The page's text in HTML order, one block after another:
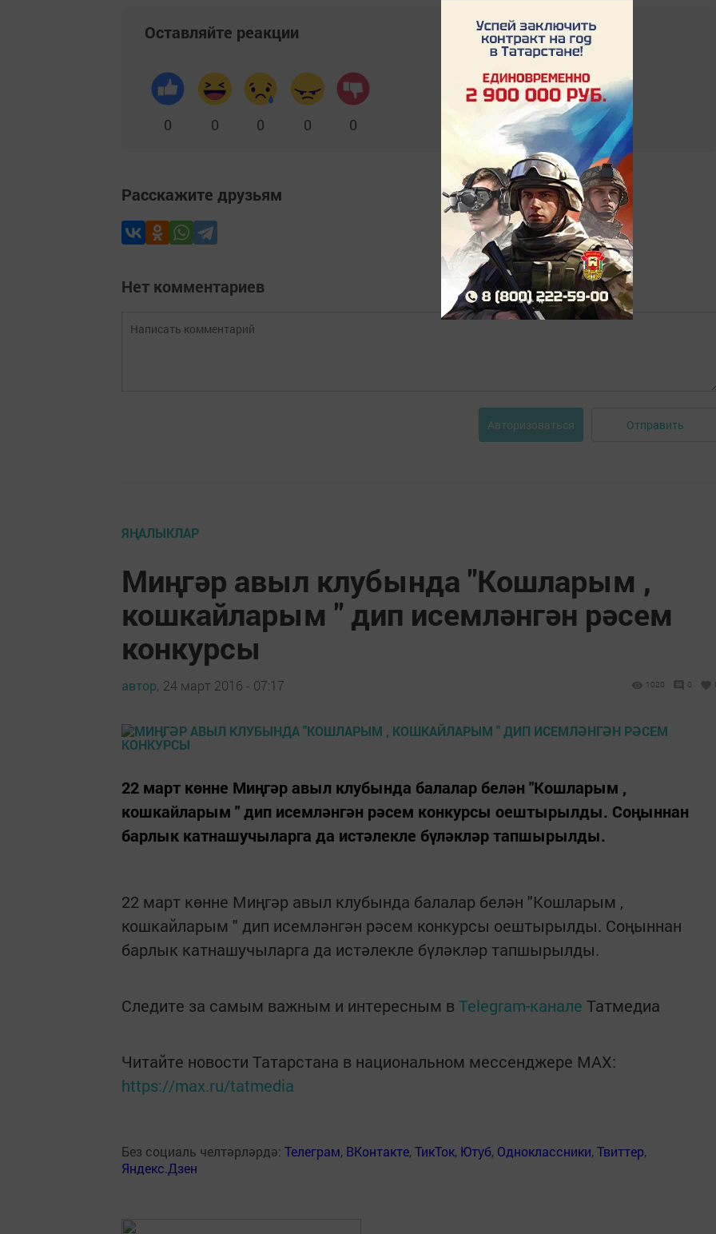
Оставляйте реакции
0 0 0 0 0
Расскажите друзьям
Нет комментариев
Авторизоваться Отправить
ЯҢАЛЫКЛАР
Миңгәр авыл клубында "Кошларым ,
кошкайларым " дип исемләнгән рәсем
конкурсы
автор, 24 март 2016 - 07:17 1020 0
22 март көнне Миңгәр авыл клубында балалар белән "Кошларым ,
кошкайларым " дип исемләнгән рәсем конкурсы оештырылды. Соңыннан
барлык катнашучыларга да истәлекле бүләкләр тапшырылды.
22 март көнне Миңгәр авыл клубында балалар белән "Кошларым ,
кошкайларым " дип исемләнгән рәсем конкурсы оештырылды. Соңыннан
барлык катнашучыларга да истәлекле бүләкләр тапшырылды.
Следите за самым важным и интересным в Telegram-канале Татмедиа
Читайте новости Татарстана в национальном мессенджере MАХ:
https://max.ru/tatmedia
Без социаль челтәрләрдә: Телеграм, ВКонтакте,ТикТок, Ютуб, Одноклассники,Твиттер,
Яндекс.Дзен